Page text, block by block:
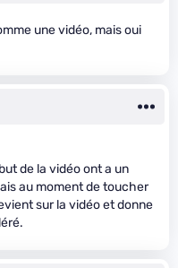
une vidéo, mais oui
de la vidéo ont a un
au moment de toucher
sur la vidéo et donne